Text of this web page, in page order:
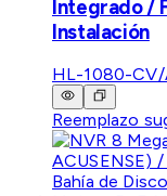
Integrado /
Instalación
HL-1080-
Reemplazo